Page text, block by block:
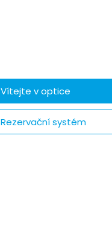
Vítejte v optice
Rezervační systém